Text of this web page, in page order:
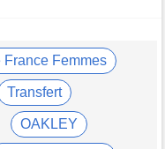
15:00
progresse mais..."
suivre Demi"
14:21
France Femmes
Transfert
OAKLEY